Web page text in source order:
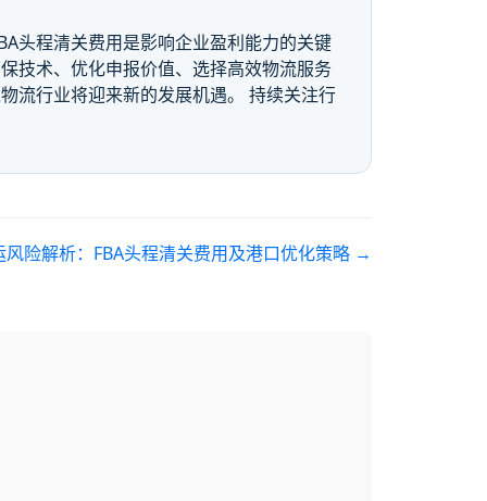
头程清关费用是影响企业盈利能力的关键
技术、优化申报价值、选择高效物流服务
流行业将迎来新的发展机遇。 持续关注行
险解析：FBA头程清关费用及港口优化策略 →